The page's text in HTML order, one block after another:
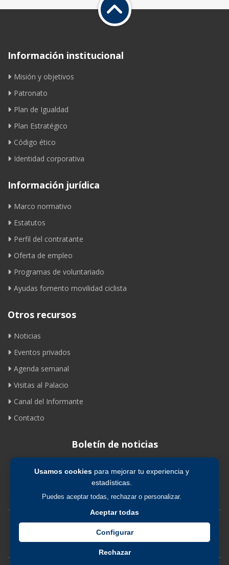
Usamos cookiespara mejorar tu experiencia y
estadísticas.
Puedes aceptar todas, rechazar o personalizar.
Aceptar todas
Configurar
Rechazar
Información institucional
Misión y objetivos
Patronato
Plan de Igualdad
Plan Estratégico
Código ético
Identidad corporativa
Información jurídica
Marco normativo
Estatutos
Perfil del contratante
Oferta de empleo
Programas de voluntariado
Ayudas fomento movilidad ciclista
Otros recursos
Noticias
Eventos privados
Agenda semanal
Visitas al Palacio
Canal del Informante
Contacto
Boletín de noticias
Suscribirse
Avíso legal | Política de privacidad | Política de cookies